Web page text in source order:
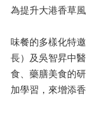
為提升大港香草風
味餐的多樣化特
長）及吳智昇中
食、藥膳美食的
加學習，來增添